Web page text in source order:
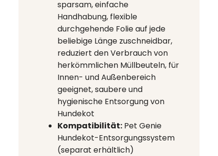
sparsam, einfache
Handhabung, flexible
durchgehende Folie auf jede
beliebige Länge zuschneidbar,
reduziert den Verbrauch von
herkömmlichen Müllbeuteln, für
Innen- und Außenbereich
geeignet, saubere und
hygienische Entsorgung von
Hundekot
Kompatibilität: Pet Genie
Hundekot-Entsorgungssystem
(separat erhältlich)